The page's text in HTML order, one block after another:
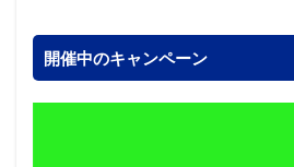
開催中のキャンペーン